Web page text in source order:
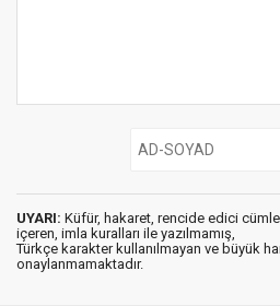
UYARI: Küfür, hakaret, rencide edici
içeren, imla kuralları ile yazılmamış,
Türkçe karakter kullanılmayan ve büyük
onaylanmamaktadır.